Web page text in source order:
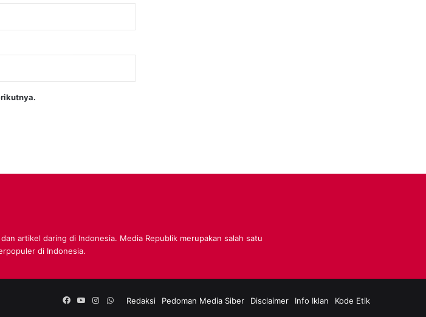
artikel daring di Indonesia. Media Republik merupakan salah satu
di Indonesia.
Redaksi Pedoman Media Siber Disclaimer Info Iklan Kode Etik
Facebook
YouTubeInstagram
WhatsApp